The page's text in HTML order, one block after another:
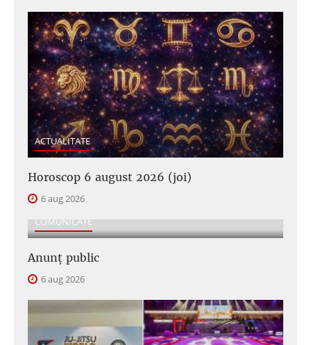
ACTUALITATE
Horoscop 6 august 2026 (joi)
6 aug 2026
COMUNICATE
Anunţ public
6 aug 2026